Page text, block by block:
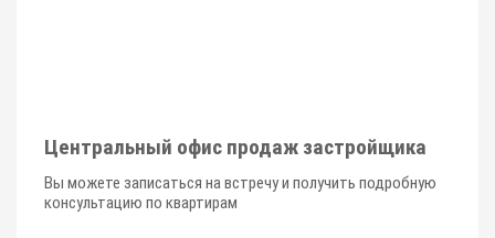
Центральный офис продаж застройщика
Вы можете записаться на встречу и получить подробную
консультацию по квартирам